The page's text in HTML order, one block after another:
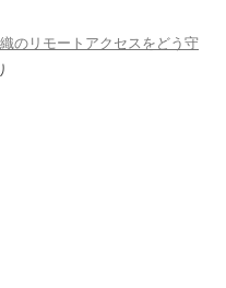
のリモートアクセスをどう守